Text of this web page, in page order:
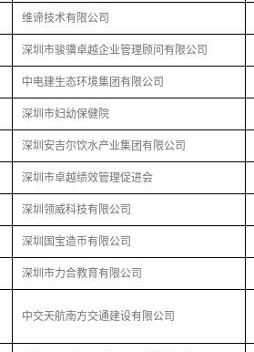
维谛技术有限公司
深圳市骏骥卓越企业管理顾问有限公司
中电建生态环境集团有限公司
深圳市妇幼保健院
深圳安吉尔饮水产业集团有限公司
深圳市卓越绩效管理促进会
深圳领威科技有限公司
深圳国宝造币有限公司
深圳市力合教育有限公司
中交天航南方交通建设有限公司